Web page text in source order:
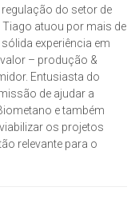
do setor de
Tiago atuou por mais de
experiência em
– produção &
Entusiasta do
de ajudar a
e também
os projetos
relevante para o